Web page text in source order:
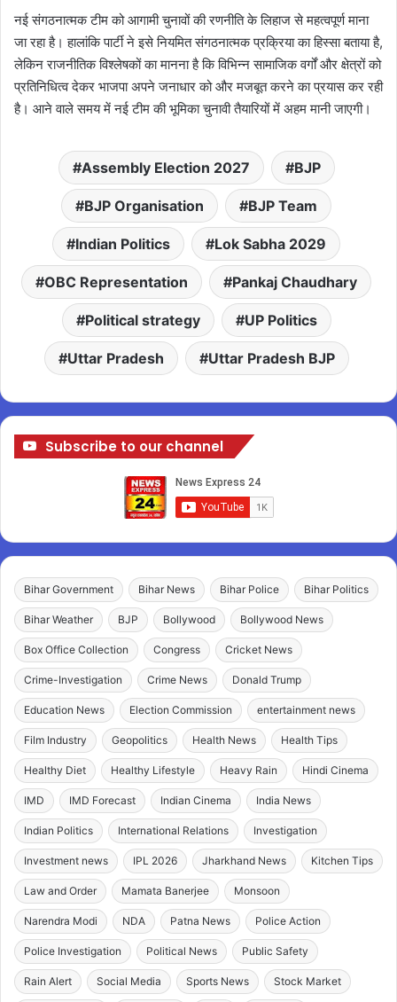
नई संगठनात्मक टीम को आगामी चुनावों की रणनीति के लिहाज से महत्वपूर्ण माना
जा रहा है। हालांकि पार्टी ने इसे नियमित संगठनात्मक प्रक्रिया का हिस्सा बताया है,
लेकिन राजनीतिक विश्लेषकों का मानना है कि विभिन्न सामाजिक वर्गों और क्षेत्रों को
प्रतिनिधित्व देकर भाजपा अपने जनाधार को और मजबूत करने का प्रयास कर रही
है। आने वाले समय में नई टीम की भूमिका चुनावी तैयारियों में अहम मानी जाएगी।
Assembly Election 2027 BJP
BJP Organisation BJP Team
Indian Politics Lok Sabha 2029
OBC Representation Pankaj Chaudhary
Political strategy UP Politics
Uttar Pradesh Uttar Pradesh BJP
Subscribe to our channel
Bihar Government Bihar News Bihar Police Bihar Politics
Bihar Weather BJP Bollywood Bollywood News
Box Office Collection Congress Cricket News
Crime-Investigation Crime News Donald Trump
Education News Election Commission entertainment news
Film Industry Geopolitics Health News Health Tips
Healthy Diet Healthy Lifestyle Heavy Rain Hindi Cinema
IMD IMD Forecast Indian Cinema India News
Indian Politics International Relations Investigation
Investment news IPL 2026 Jharkhand News Kitchen Tips
Law and Order Mamata Banerjee Monsoon
Narendra Modi NDA Patna News Police Action
Police Investigation Political News Public Safety
Rain Alert Social Media Sports News Stock Market